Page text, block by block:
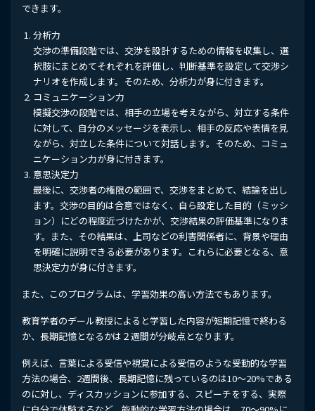
できます。
分析力
交渉の準備段階では、交渉を設計するための情報を収集し、選
択肢にまとめてそれぞれを評価し、判断基準を設定して交渉シ
ナリオを作成します。そのため、分析力が身に付きます。
コミュニケーション力
模擬交渉の段階では、相手の立場を考えながら、対立する条件
に対して、自分のメッセージを表示し、相手の反応や表情を見
ながら、対立した条件について対話します。そのため、コミュ
ニケーション力が身に付きます。
意思決定力
最後に、交渉者の権限の範囲で、交渉をまとめて、結論を出し
ます。交渉の目的は合意ではなく、自ら設定した目的（ミッシ
ョン）にどの程度近づけたかが、交渉結果の評価基準になりま
す。また、その結果は、上司などの利害関係者に、背景や理由
を明確に説明できる必要があります。これらに必要となる、意
思決定力が身に付きます。
また、このプログラムは、学習効果の高い方法でもあります。
教育学者のデール教授によると学習した内容が短期記憶で終わる
か、長期記憶となるかは２週間が分岐点となります。
例えば、言葉による受信や視覚による受信のような受動的な学習
方法の場合、2週間後、長期記憶に残っているのは10～20%である
のに対し、ディスカッションに参加する、スピーチをする、実際